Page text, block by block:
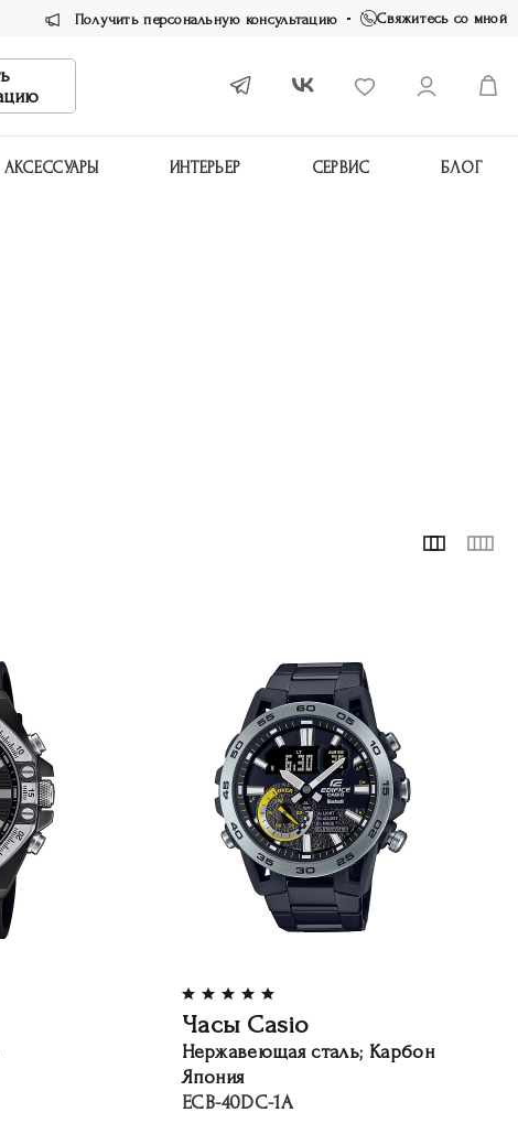
Получить персональную консультацию Свяжитесь со мной
АКСЕССУАРЫ ИНТЕРЬЕР СЕРВИС БЛОГ
Часы Casio
Нержавеющая сталь; Карбон
Япония
ECB-40DC-1A